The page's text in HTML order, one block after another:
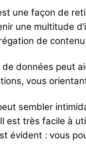
une façon de
une multitude
de
données peut
vous
sembler
est très facile à
évident : vous